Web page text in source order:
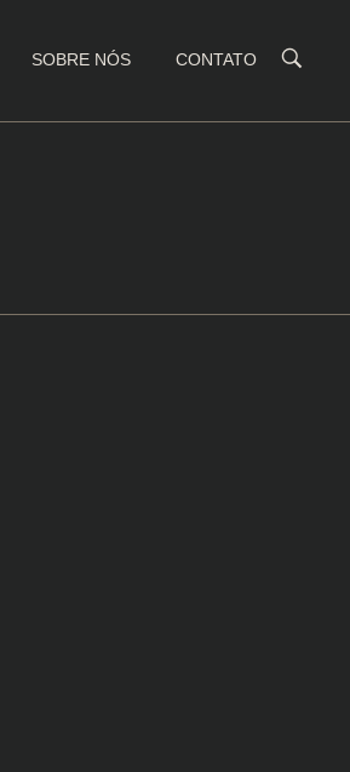
SOBRE NÓS CONTATO